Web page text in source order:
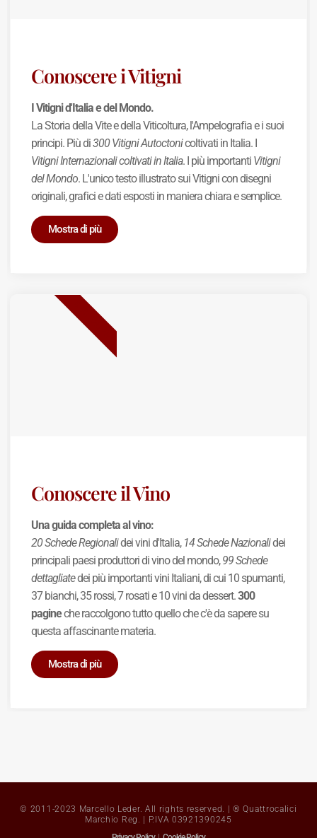
Conoscere i Vitigni
I Vitigni d'Italia e del Mondo.
La Storia della Vite e della Viticoltura, l'Ampelografia e i suoi
principi. Più di300 Vitigni Autoctonicoltivati in Italia. I
Vitigni Internazionali coltivati in Italia. I più importanti Vitigni
del Mondo. L'unico testo illustrato sui Vitigni con disegni
originali, grafici e dati esposti in maniera chiara e semplice.
Mostra di più
Conoscere il Vino
Una guida completa al vino:
20 Schede Regionalidei vini d'Italia, 14 Schede Nazionalidei
principali paesi produttori di vino del mondo,99 Schede
dettagliatedei più importanti vini Italiani, di cui 10 spumanti,
37 bianchi, 35 rossi, 7 rosati e 10 vini da dessert.300
pagineche raccolgono tutto quello che c'è da sapere su
questa affascinante materia.
Mostra di più
BEST SELLER
© 2011-2023 Marcello Leder. All rights reserved. | ® Quattrocalici
Marchio Reg. | P.IVA 03921390245